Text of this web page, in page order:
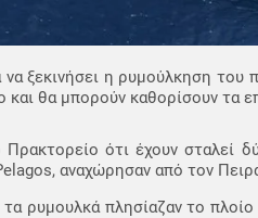
να ξεκινήσει η ρυμούλκηση
θα μπορούν καθορίσουν τα
ότι έχουν
αναχώρησαν από τον
ρυμουλκά πλησίαζαν το